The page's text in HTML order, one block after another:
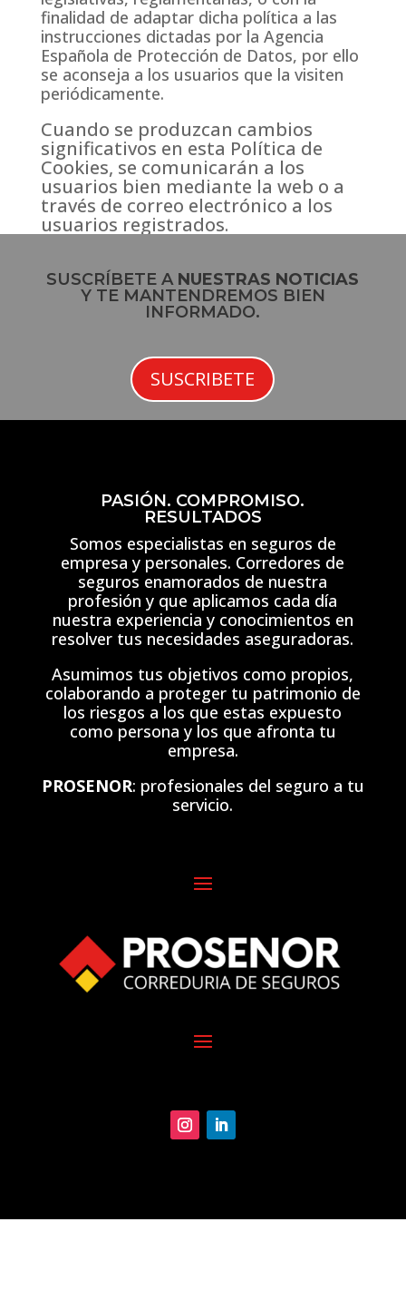
finalidad de adaptar dicha política a las
instrucciones dictadas por la Agencia
Española de Protección de Datos, por ello
se aconseja a los usuarios que la visiten
periódicamente.
Cuando se produzcan cambios
significativos en esta Política de
Cookies, se comunicarán a los
usuarios bien mediante la web o a
través de correo electrónico a los
usuarios registrados.
SUSCRÍBETE ANUESTRAS NOTICIAS
Y TE MANTENDREMOS BIEN
INFORMADO.
SUSCRIBETE
PASIÓN. COMPROMISO.
RESULTADOS
Somos especialistas en seguros de
empresa y personales. Corredores de
seguros enamorados de nuestra
profesión y que aplicamos cada día
nuestra experiencia y conocimientos en
resolver tus necesidades aseguradoras.
Asumimos tus objetivos como propios,
colaborando a proteger tu patrimonio de
los riesgos a los que estas expuesto
como persona y los que afronta tu
empresa.
PROSENOR: profesionales del seguro a tu
servicio.